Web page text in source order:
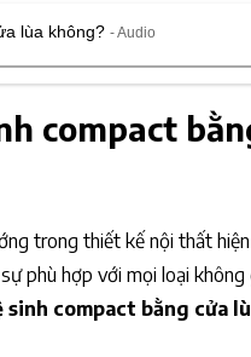
lùa không? - Audio
compact
trong thiết kế nội thất
phù hợp với mọi loại
compact bằng cửa